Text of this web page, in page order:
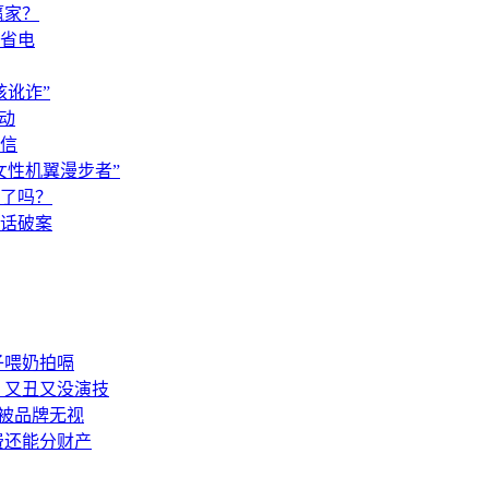
？
电
讹诈”
性机翼漫步者”
吗？
破案
奶拍嗝
丑又没演技
品牌无视
能分财产